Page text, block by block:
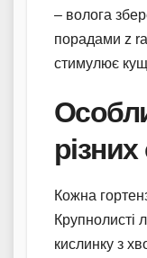
– волога
порадами z
стимулює
різних
Кожна
Крупнолисті
кислинку з